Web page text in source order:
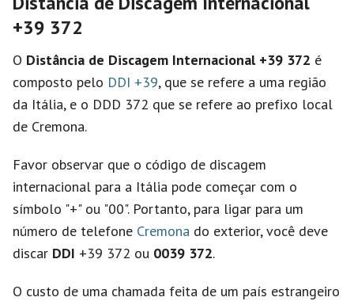
+39 372
O Distância de Discagem Internacional+39 372 é
composto pelo DDI +39, que se refere a uma região
da Itália, e o DDD 372 que se refere ao prefixo local
de Cremona.
Favor observar que o código de discagem
internacional para a Itália pode começar com o
símbolo "+" ou "00". Portanto, para ligar para um
número de telefone Cremona do exterior, você deve
discar DDI +39 372 ou 0039 372.
O custo de uma chamada feita de um país estrangeiro